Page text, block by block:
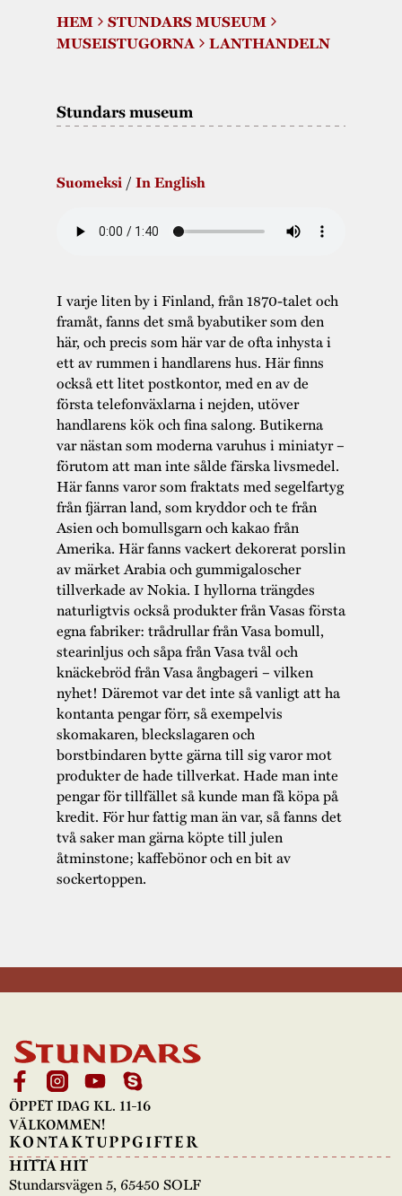
Trygghet
Kontakta oss
Stundars teater
Byggnadsvård
Hantverk
Museisamlingarna
Stundarsvänner
Årsberättelser
HEM
STUNDARS MUSEUM
MUSEISTUGORNA
LANTHANDELN
Stundars museum
Suomeksi / In English
I varje liten by i Finland, från 1870-talet och
framåt, fanns det små byabutiker som den
här, och precis som här var de ofta inhysta i
ett av rummen i handlarens hus. Här finns
också ett litet postkontor, med en av de
första telefonväxlarna i nejden, utöver
handlarens kök och fina salong. Butikerna
var nästan som moderna varuhus i miniatyr –
förutom att man inte sålde färska livsmedel.
Här fanns varor som fraktats med segelfartyg
från fjärran land, som kryddor och te från
Asien och bomullsgarn och kakao från
Amerika. Här fanns vackert dekorerat porslin
av märket Arabia och gummigaloscher
tillverkade av Nokia. I hyllorna trängdes
naturligtvis också produkter från Vasas första
egna fabriker: trådrullar från Vasa bomull,
stearinljus och såpa från Vasa tvål och
knäckebröd från Vasa ångbageri – vilken
nyhet! Däremot var det inte så vanligt att ha
kontanta pengar förr, så exempelvis
skomakaren, bleckslagaren och
borstbindaren bytte gärna till sig varor mot
produkter de hade tillverkat. Hade man inte
pengar för tillfället så kunde man få köpa på
kredit. För hur fattig man än var, så fanns det
två saker man gärna köpte till julen
åtminstone; kaffebönor och en bit av
sockertoppen.
ÖPPET IDAG KL. 11-16
VÄLKOMMEN!
KONTAKTUPPGIFTER
HITTA HIT
Stundarsvägen 5, 65450 SOLF